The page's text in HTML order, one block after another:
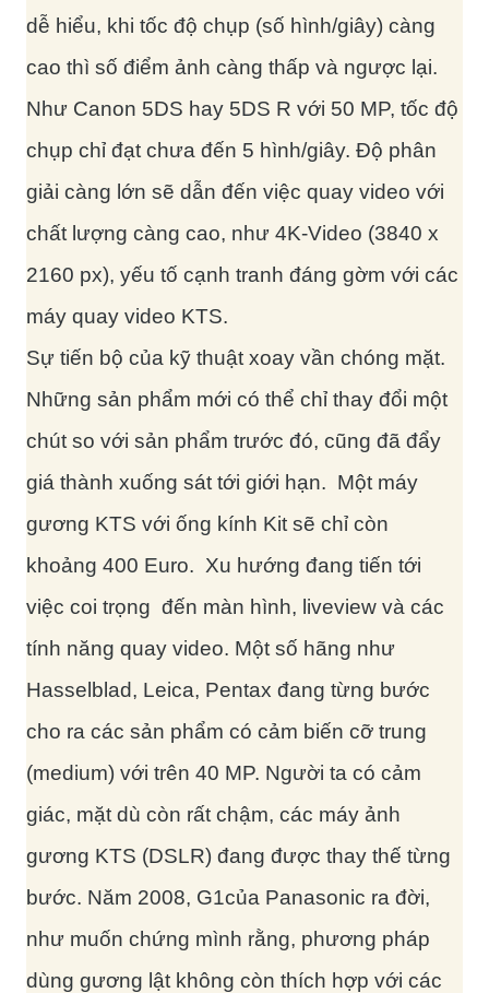
dễ hiểu, khi tốc độ chụp (số hình/giây) càng
cao thì số điểm ảnh càng thấp và ngược lại.
Như Canon 5DS hay 5DS R với 50 MP, tốc độ
chụp chỉ đạt chưa đến 5 hình/giây. Độ phân
giải càng lớn sẽ dẫn đến việc quay video với
chất lượng càng cao, như 4K-Video (3840 x
2160 px), yếu tố cạnh tranh đáng gờm với các
máy quay video KTS.
Sự tiến bộ của kỹ thuật xoay vần chóng mặt.
Những sản phẩm mới có thể chỉ thay đổi một
chút so với sản phẩm trước đó, cũng đã đẩy
giá thành xuống sát tới giới hạn. Một máy
gương KTS với ống kính Kit sẽ chỉ còn
khoảng 400 Euro. Xu hướng đang tiến tới
việc coi trọng đến màn hình, liveview và các
tính năng quay video. Một số hãng như
Hasselblad, Leica, Pentax đang từng bước
cho ra các sản phẩm có cảm biến cỡ trung
(medium) với trên 40 MP. Người ta có cảm
giác, mặt dù còn rất chậm, các máy ảnh
gương KTS (DSLR) đang được thay thế từng
bước. Năm 2008, G1của Panasonic ra đời,
như muốn chứng mình rằng, phương pháp
dùng gương lật không còn thích hợp với các